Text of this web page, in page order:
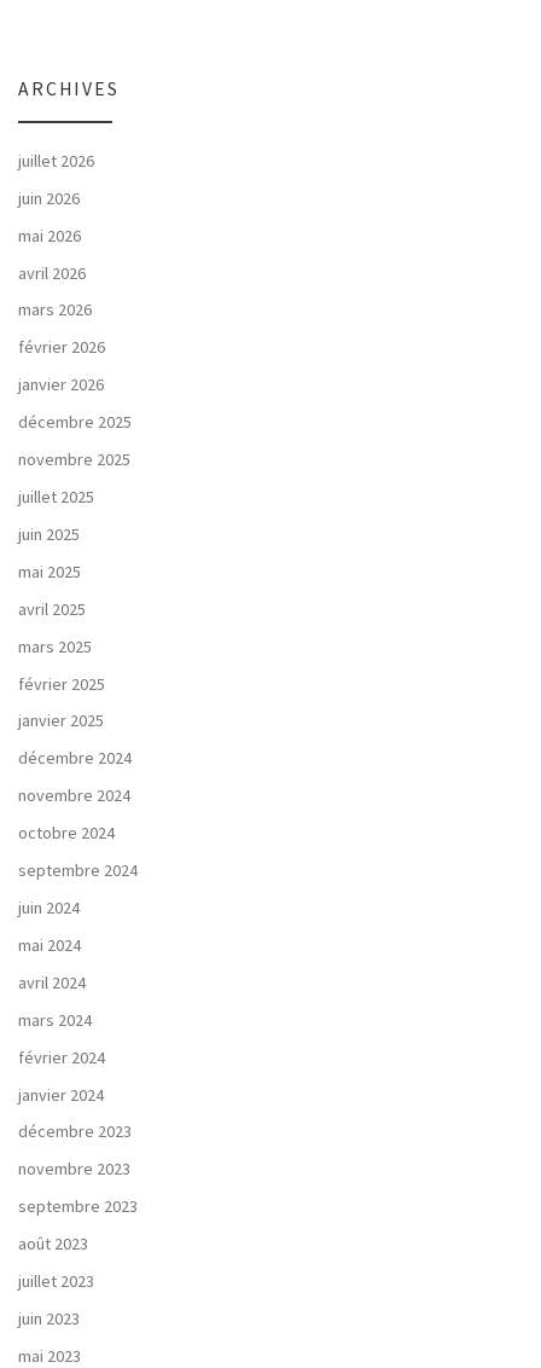
ARCHIVES
juillet 2026
juin 2026
mai 2026
avril 2026
mars 2026
février 2026
janvier 2026
décembre 2025
novembre 2025
juillet 2025
juin 2025
mai 2025
avril 2025
mars 2025
février 2025
janvier 2025
décembre 2024
novembre 2024
octobre 2024
septembre 2024
juin 2024
mai 2024
avril 2024
mars 2024
février 2024
janvier 2024
décembre 2023
novembre 2023
septembre 2023
août 2023
juillet 2023
juin 2023
mai 2023